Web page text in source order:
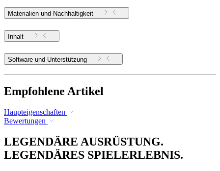
Materialien und Nachhaltigkeit
Inhalt
Software und Unterstützung
Empfohlene Artikel
Haupteigenschaften
Bewertungen
LEGENDÄRE AUSRÜSTUNG.
LEGENDÄRES SPIELERLEBNIS.